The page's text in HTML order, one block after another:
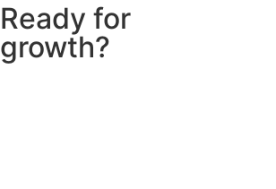
Ready for
growth?